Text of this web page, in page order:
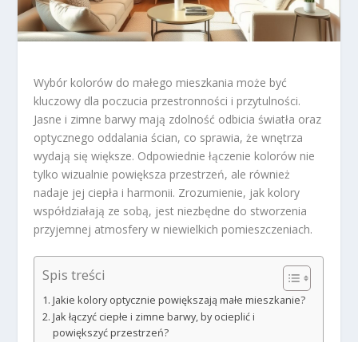
Wybór kolorów do małego mieszkania może być
kluczowy dla poczucia przestronności i przytulności.
Jasne i zimne barwy mają zdolność odbicia światła oraz
optycznego oddalania ścian, co sprawia, że wnętrza
wydają się większe. Odpowiednie łączenie kolorów nie
tylko wizualnie powiększa przestrzeń, ale również
nadaje jej ciepła i harmonii. Zrozumienie, jak kolory
współdziałają ze sobą, jest niezbędne do stworzenia
przyjemnej atmosfery w niewielkich pomieszczeniach.
Spis treści
Jakie kolory optycznie powiększają małe mieszkanie?
Jak łączyć ciepłe i zimne barwy, by ocieplić i
powiększyć przestrzeń?